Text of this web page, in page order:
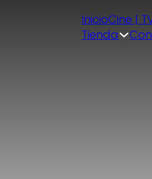
InicioCine |
Tienda